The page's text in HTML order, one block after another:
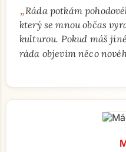
„Ráda potkám
který se mnou občas
kulturou. Pokud máš
ráda objevím něco